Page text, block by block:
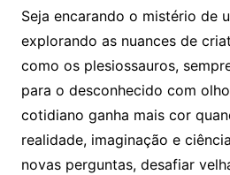
Seja encarando o mistério de
explorando as nuances de
como os plesiossauros,
para o desconhecido com
cotidiano ganha mais cor
realidade, imaginação e
novas perguntas, desafiar